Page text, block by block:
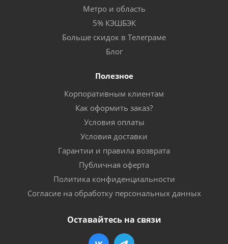
Метро и область
5% КЭШБЭК
Больше скидок в Телеграме
Блог
Полезное
Корпоративным клиентам
Как оформить заказ?
Условия оплаты
Условия доставки
Гарантии и правила возврата
Публичная оферта
Политика конфиденциальности
Согласие на обработку персональных данных
Оставайтесь на связи